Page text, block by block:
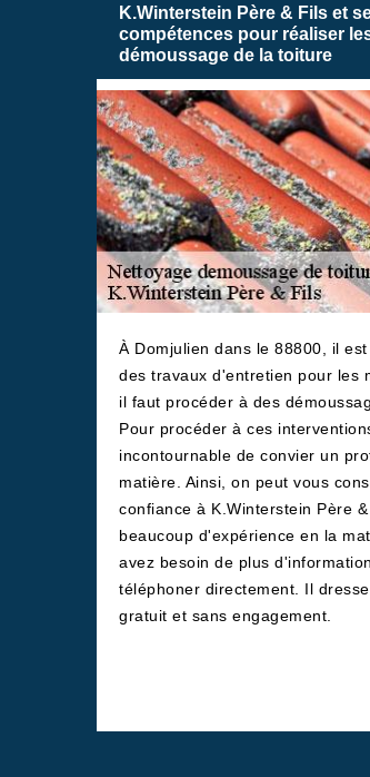
K.Winterstein Père & Fils et
compétences pour réaliser
démoussage de la toiture
À Domjulien dans le 88800, il
des travaux d'entretien pour les
il faut procéder à des
Pour procéder à ces
incontournable de convier un
matière. Ainsi, on peut vous
confiance à K.Winterstein Père
beaucoup d'expérience en la
avez besoin de plus
téléphoner directement. Il
gratuit et sans engagement.